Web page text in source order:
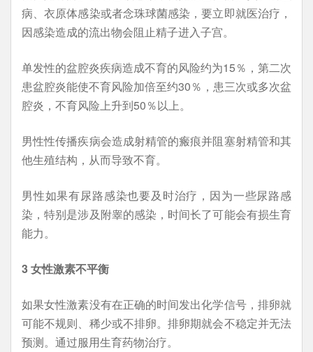
病、衣原体感染或者念珠球菌感染，要立即就医治疗，
因感染造成的流出物会阻止精子进入子宫。
单发性的盆腔炎疾病造成不育的风险约为15％，第二次
患盆腔炎能使不育风险加倍至约30％，患三次或多次盆
腔炎，不育风险上升到50％以上。
男性性传播疾病会造成射精管的瘢痕并阻塞射精管和其
他生殖结构，从而导致不育。
男性如果有尿路感染也要及时治疗，因为一些尿路感
染，特别是涉及附睾的感染，时间长了可能会有损生育
能力。
3 女性激素不平衡
如果女性激素没有在正确的时间发出化学信号，排卵就
可能不规则、稀少或不排卵。排卵期就会不稳定并无法
预测。通过服用生育药物治疗。